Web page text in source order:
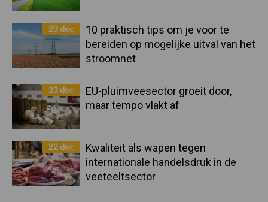
23 dec
10 praktisch tips om je voor te
bereiden op mogelijke uitval van het
stroomnet
23 dec
EU-pluimveesector groeit door,
maar tempo vlakt af
22 dec
Kwaliteit als wapen tegen
internationale handelsdruk in de
veeteeltsector